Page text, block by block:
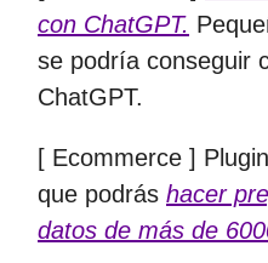
con ChatGPT.
se podría conseguir
ChatGPT.
[ Ecommerce ]
que podrás hacer
datos de más de